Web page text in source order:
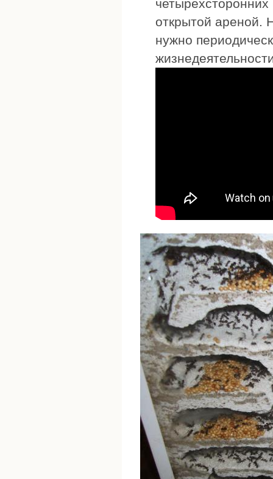
открытой ареной.
нужно